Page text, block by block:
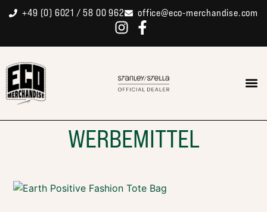
+49 (0) 6021 / 58 00 962 office@eco-merchandise.com
WERBEMITTEL